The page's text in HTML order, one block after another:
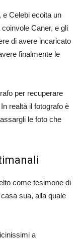
e Celebi ecoita un
Caner, e gli
di avere incaricato
finalmente le
per recuperare
realtà il fotografo è
le foto che
come tesimone di
sua, alla quale
a